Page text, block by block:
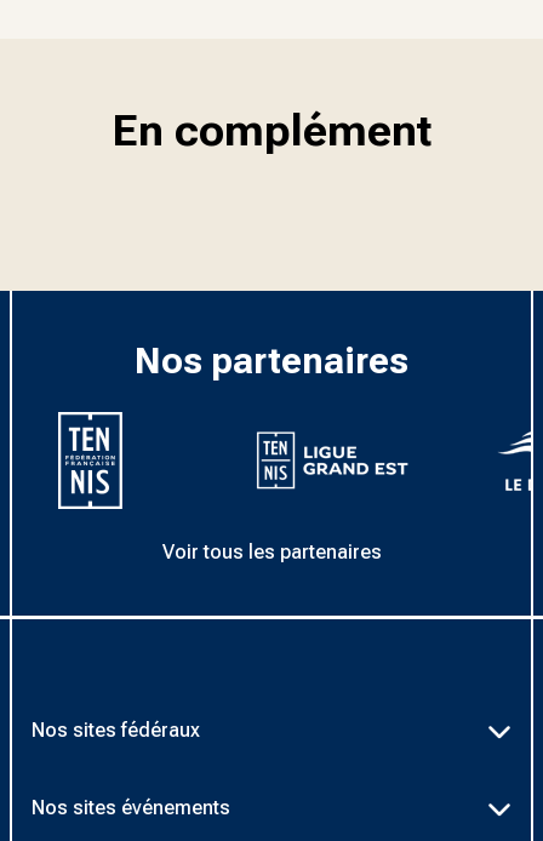
En complément
Nos partenaires
Voir tous les partenaires
Nos sites fédéraux
Nos sites événements